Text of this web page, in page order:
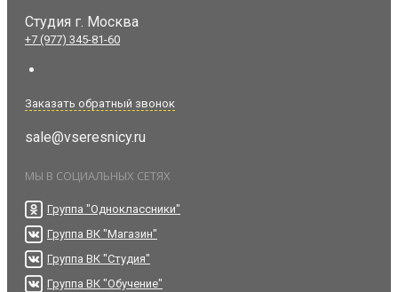
Студия г. Москва
+7 (977) 345-81-60
Заказать обратный звонок
sale@vseresnicy.ru
МЫ В СОЦИАЛЬНЫХ СЕТЯХ
Группа "Одноклассники"
Группа ВК "Магазин"
Группа ВК "Студия"
Группа ВК "Обучение"